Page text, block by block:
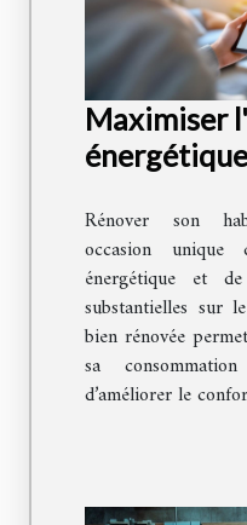
Maximiser
Rénover son
occasion unique
énergétique et
substantielles sur
bien rénovée
sa
d’améliorer le